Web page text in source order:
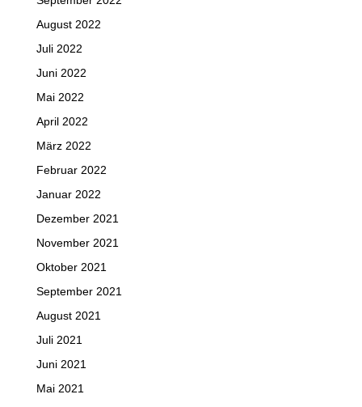
August 2022
Juli 2022
Juni 2022
Mai 2022
April 2022
März 2022
Februar 2022
Januar 2022
Dezember 2021
November 2021
Oktober 2021
September 2021
August 2021
Juli 2021
Juni 2021
Mai 2021